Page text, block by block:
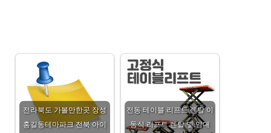
전라북도 가볼만한곳 장성
홍길동테마파크 전북 아이
전동 테이블 리프트 렌탈 이
동식 리프트 렌탈 및 임대